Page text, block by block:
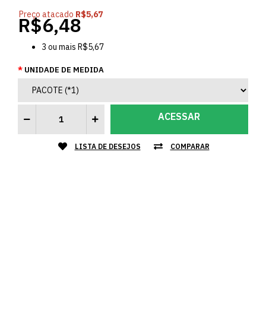
Preço atacado R$5,67
R$6,48
3 ou mais R$5,67
UNIDADE DE MEDIDA
ACESSAR
LISTA DE DESEJOS COMPARAR